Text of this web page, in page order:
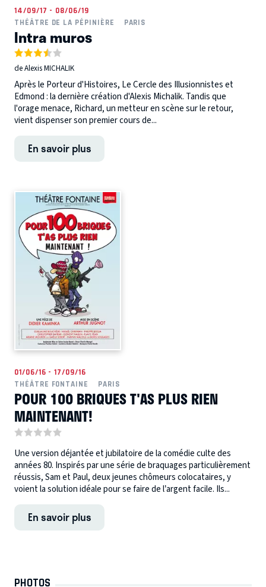
14/09/17 - 08/06/19
THÉÂTRE DE LA PÉPINIÈRE
PARIS
Intra muros
de Alexis MICHALIK
Après le Porteur d'Histoires, Le Cercle des Illusionnistes et
Edmond : la dernière création d'Alexis Michalik. Tandis que
l'orage menace, Richard, un metteur en scène sur le retour,
vient dispenser son premier cours de...
En savoir plus
01/06/16 - 17/09/16
THÉÂTRE FONTAINE
PARIS
POUR 100 BRIQUES T'AS PLUS RIEN
MAINTENANT!
Une version déjantée et jubilatoire de la comédie culte des
années 80. Inspirés par une série de braquages particulièrement
réussis, Sam et Paul, deux jeunes chômeurs colocataires, y
voient la solution idéale pour se faire de l’argent facile. Ils...
En savoir plus
PHOTOS